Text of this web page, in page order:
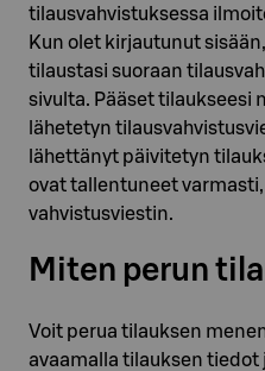
tilausvahvistuksessa
Kun olet kirjautunut
tilaustasi suoraan
sivulta. Pääset tilaukseesi
lähetetyn
lähettänyt päivitetyn
ovat tallentuneet
vahvistusviestin.
Miten perun
Voit perua tilauksen
avaamalla tilauksen tiedot